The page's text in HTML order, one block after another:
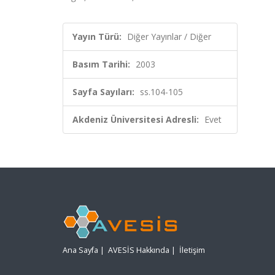
Yayın Türü: Diğer Yayınlar / Diğer
Basım Tarihi: 2003
Sayfa Sayıları: ss.104-105
Akdeniz Üniversitesi Adresli: Evet
Ana Sayfa | AVESİS Hakkında | İletişim